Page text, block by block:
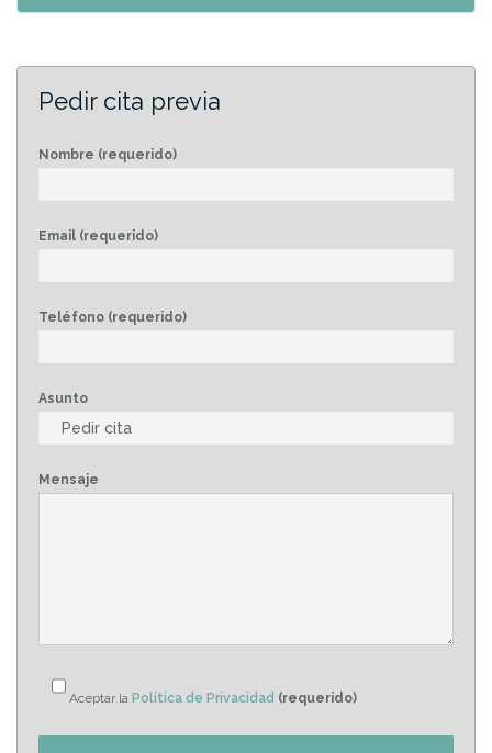
Pedir cita previa
Nombre (requerido)
Email (requerido)
Teléfono (requerido)
Asunto
Mensaje
Aceptar la Política de Privacidad (requerido)